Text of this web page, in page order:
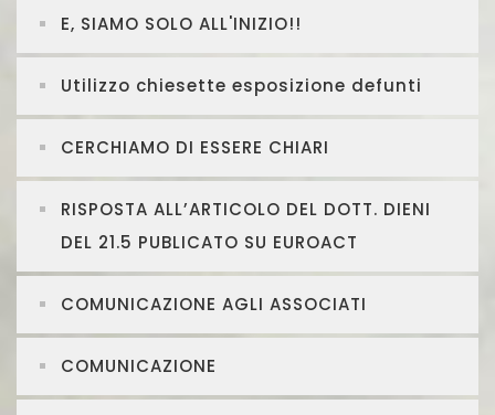
E, SIAMO SOLO ALL'INIZIO!!
Utilizzo chiesette esposizione defunti
CERCHIAMO DI ESSERE CHIARI
RISPOSTA ALL’ARTICOLO DEL DOTT. DIENI
DEL 21.5 PUBLICATO SU EUROACT
COMUNICAZIONE AGLI ASSOCIATI
COMUNICAZIONE